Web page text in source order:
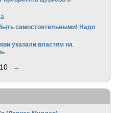
самостоятельными! Надо
указали властям на
→